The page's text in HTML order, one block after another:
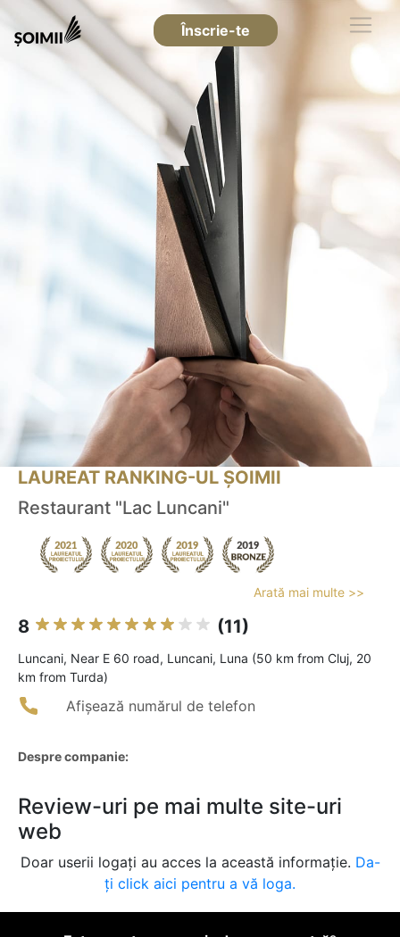
Înscrie-te
LAUREAT RANKING-UL ȘOIMII
Restaurant "Lac Luncani"
Arată mai multe >>
8 (11)
Luncani, Near E 60 road, Luncani, Luna (50 km from Cluj, 20
km from Turda)
Afișează numărul de telefon
Despre companie:
Review-uri pe mai multe site-uri
web
Doar userii logați au acces la această informație. Da-
ți click aici pentru a vă loga.